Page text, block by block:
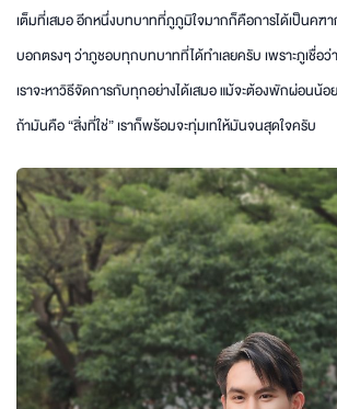
เต็มที่เสมอ อีกหนึ่งบทบาทที่ภูภูมิใจมากก็คือการได้เป็นคฑา
บอกตรงๆ ว่าภูชอบทุกบทบาทที่ได้ทำเลยครับ เพราะภูเชื่อว่า
เราจะหาวิธีจัดการกับทุกอย่างได้เสมอ แม้จะต้องพักผ่อนน้
ถ้ามันคือ “สิ่งที่ใช่” เราก็พร้อมจะทุ่มเทให้มันจนสุดใจครับ